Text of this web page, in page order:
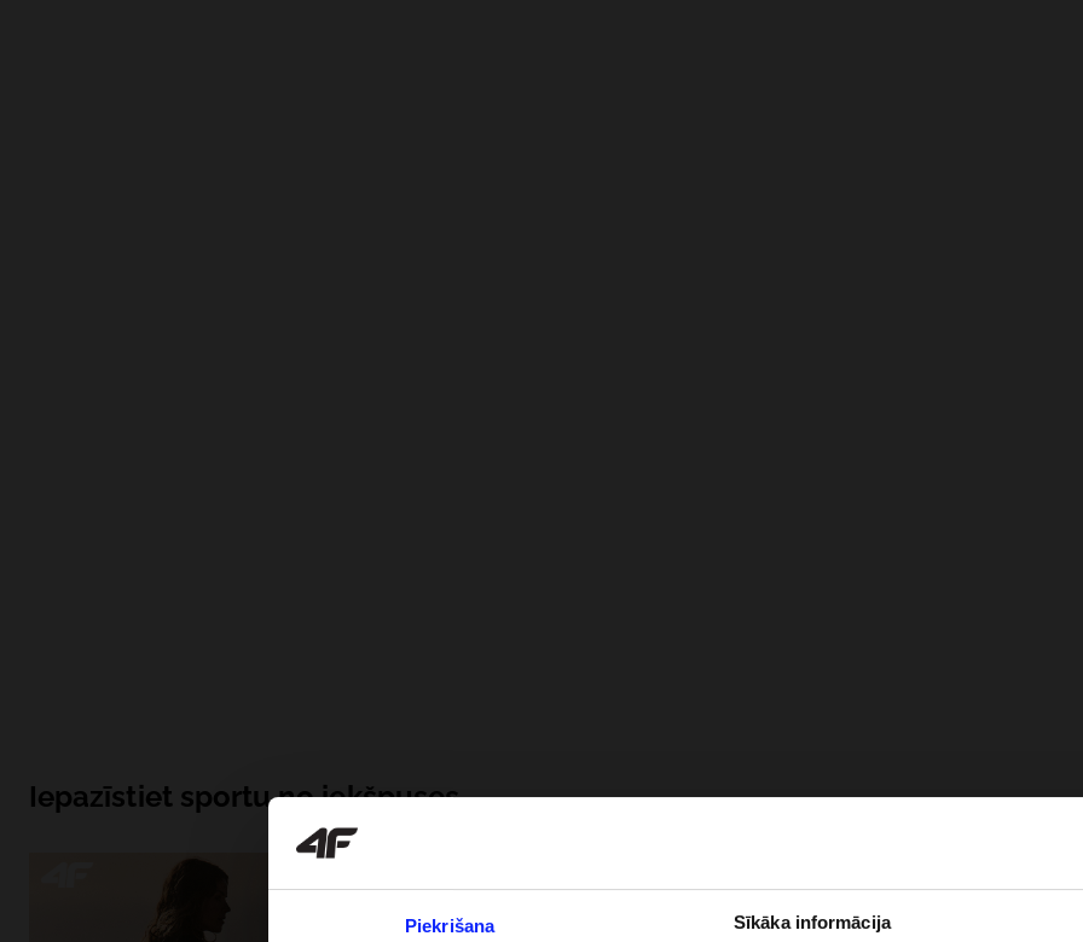
Piekrišana Sīkāka informācija
Iepazīstiet sportu no iekšpuses